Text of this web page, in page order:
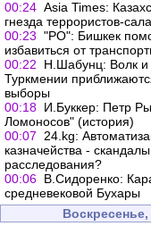
00:24 Asia Times:
гнезда террористов-
00:23 "РО": Бишкек
избавиться от
00:22
Н.Шабунц: Волк и
Туркмении
выборы
00:18 И.Буккер: Петр
Ломоносов" (история)
00:07
24.kg:
казначейства -
расследования?
00:06 В.Сидоренко:
средневековой Бухары
Воскресенье,